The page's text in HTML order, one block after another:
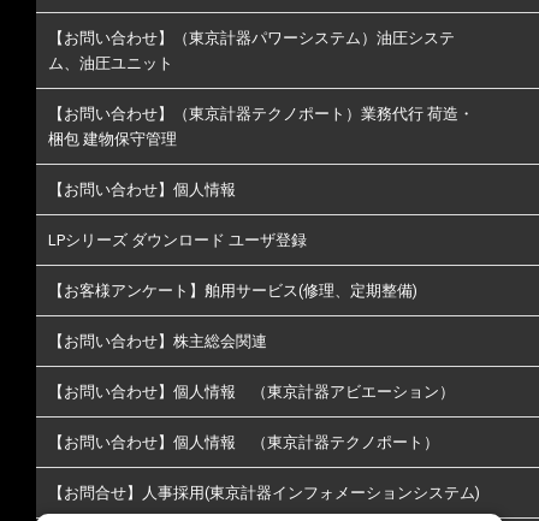
【お問い合わせ】（東京計器パワーシステム）油圧システ
ム、油圧ユニット
【お問い合わせ】（東京計器テクノポート）業務代行 荷造・
梱包 建物保守管理
【お問い合わせ】個人情報
LPシリーズ ダウンロード ユーザ登録
【お客様アンケート】舶用サービス(修理、定期整備)
【お問い合わせ】株主総会関連
【お問い合わせ】個人情報 （東京計器アビエーション）
【お問い合わせ】個人情報 （東京計器テクノポート）
【お問合せ】人事採用(東京計器インフォメーションシステム)